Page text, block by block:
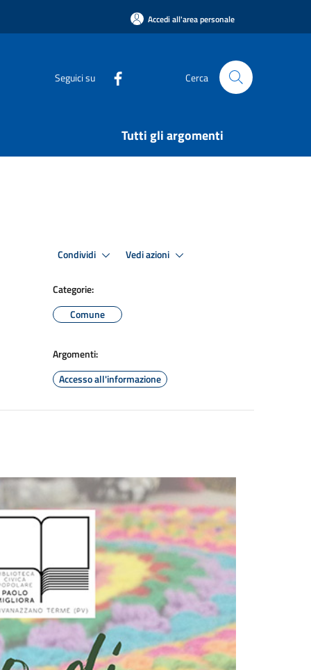
Accedi all'area personale
Seguici su Cerca
Tutti gli argomenti
Condividi Vedi azioni
Categorie:
Comune
Argomenti:
Accesso all'informazione